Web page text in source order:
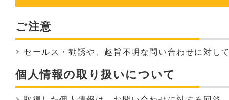
ご注意
セールス・勧誘や、趣旨不明な問い合わせに対し
個人情報の取り扱いについて